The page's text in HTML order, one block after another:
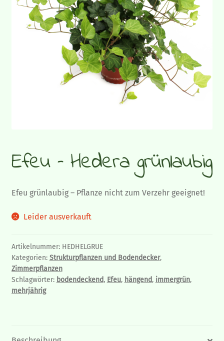
Gemüsepflanzen
Gräser und Blattschmuckpflanzen
Strukturpflanzen und Bodendecker
Zimmerpflanzen
Efeu – Hedera grünlaubig
Efeu grünlaubig – Pflanze nicht zum Verzehr geeignet!
Leider ausverkauft
Artikelnummer: HEDHELGRUE
Kategorien: Strukturpflanzen und Bodendecker,
Zimmerpflanzen
Schlagwörter: bodendeckend, Efeu, hängend, immergrün,
mehrjährig